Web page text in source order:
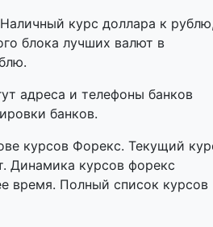
курс доллара к рублю,
блока лучших валют в
адреса и телефоны банков
банков.
курсов Форекс. Текущий
Динамика курсов форекс
время. Полный список курсов